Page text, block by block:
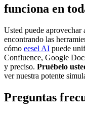
funciona en
Usted puede aprovechar
encontrando las
cómo eesel AI puede
Confluence, Google
y preciso. Pruébelo
ver nuestra potente
Preguntas